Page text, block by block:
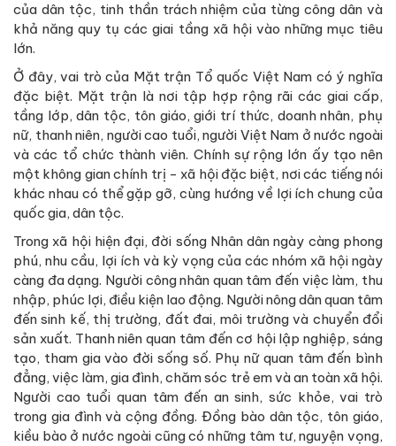
của dân tộc, tinh thần trách nhiệm của từng công dân và
khả năng quy tụ các giai tầng xã hội vào những mục tiêu
lớn.
Ở đây, vai trò của Mặt trận Tổ quốc Việt Nam có ý nghĩa
đặc biệt. Mặt trận là nơi tập hợp rộng rãi các giai cấp,
tầng lớp, dân tộc, tôn giáo, giới trí thức, doanh nhân, phụ
nữ, thanh niên, người cao tuổi, người Việt Nam ở nước ngoài
và các tổ chức thành viên. Chính sự rộng lớn ấy tạo nên
một không gian chính trị - xã hội đặc biệt, nơi các tiếng nói
khác nhau có thể gặp gỡ, cùng hướng về lợi ích chung của
quốc gia, dân tộc.
Trong xã hội hiện đại, đời sống Nhân dân ngày càng phong
phú, nhu cầu, lợi ích và kỳ vọng của các nhóm xã hội ngày
càng đa dạng. Người công nhân quan tâm đến việc làm, thu
nhập, phúc lợi, điều kiện lao động. Người nông dân quan tâm
đến sinh kế, thị trường, đất đai, môi trường và chuyển đổi
sản xuất. Thanh niên quan tâm đến cơ hội lập nghiệp, sáng
tạo, tham gia vào đời sống số. Phụ nữ quan tâm đến bình
đẳng, việc làm, gia đình, chăm sóc trẻ em và an toàn xã hội.
Người cao tuổi quan tâm đến an sinh, sức khỏe, vai trò
trong gia đình và cộng đồng. Đồng bào dân tộc, tôn giáo,
kiều bào ở nước ngoài cũng có những tâm tư, nguyện vọng,